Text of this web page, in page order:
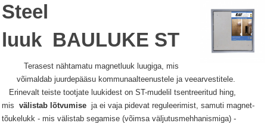
Steel
luuk BAULUKE ST
Terasest nähtamatu magnetluuk luugiga, mis
võimaldab juurdepääsu kommunaalteenustele ja veearvestitele.
Erinevalt teiste tootjate luukidest on ST-mudelil tsentreeritud hing,
mis välistab lõtvumise ja ei vaja pidevat reguleerimist, samuti magnet-
tõukelukk - mis välistab segamise (võimsa väljutusmehhanismiga) -